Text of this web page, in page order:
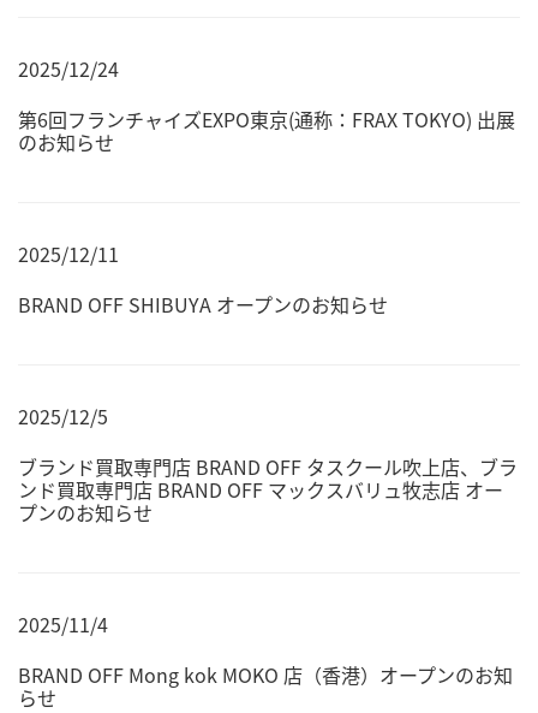
2025/12/24
第6回フランチャイズEXPO東京(通称：FRAX TOKYO) 出展
のお知らせ
2025/12/11
BRAND OFF SHIBUYA オープンのお知らせ
2025/12/5
ブランド買取専門店 BRAND OFF タスクール吹上店、ブラ
ンド買取専門店 BRAND OFF マックスバリュ牧志店 オー
プンのお知らせ
2025/11/4
BRAND OFF Mong kok MOKO 店（香港）オープンのお知
らせ